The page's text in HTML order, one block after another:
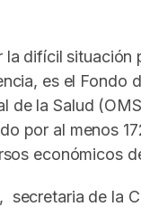
difícil
es el
la Salud
por al menos
económicos
de la